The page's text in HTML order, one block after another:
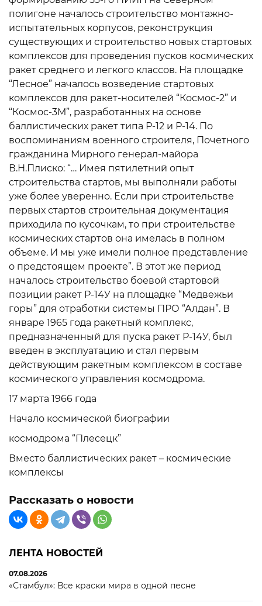
полигоне началось строительство монтажно-
испытательных корпусов, реконструкция
существующих и строительство новых стартовых
комплексов для проведения пусков космических
ракет среднего и легкого классов. На площадке
“Лесное” началось возведение стартовых
комплексов для ракет-носителей “Космос-2” и
“Космос-3М”, разработанных на основе
баллистических ракет типа Р-12 и Р-14. По
воспоминаниям военного строителя, Почетного
гражданина Мирного генерал-майора
В.Н.Плиско: “… Имея пятилетний опыт
строительства стартов, мы выполняли работы
уже более уверенно. Если при строительстве
первых стартов строительная документация
приходила по кусочкам, то при строительстве
космических стартов она имелась в полном
объеме. И мы уже имели полное представление
о предстоящем проекте”. В этот же период
началось строительство боевой стартовой
позиции ракет Р-14У на площадке “Медвежьи
горы” для отработки системы ПРО “Алдан”. В
январе 1965 года ракетный комплекс,
предназначенный для пуска ракет Р-14У, был
введен в эксплуатацию и стал первым
действующим ракетным комплексом в составе
космического управления космодрома.
17 марта 1966 года
Начало космической биографии
космодрома “Плесецк”
Вместо баллистических ракет – космические
комплексы
Рассказать о новости
ЛЕНТА НОВОСТЕЙ
07.08.2026
«Стамбул»: Все краски мира в одной песне